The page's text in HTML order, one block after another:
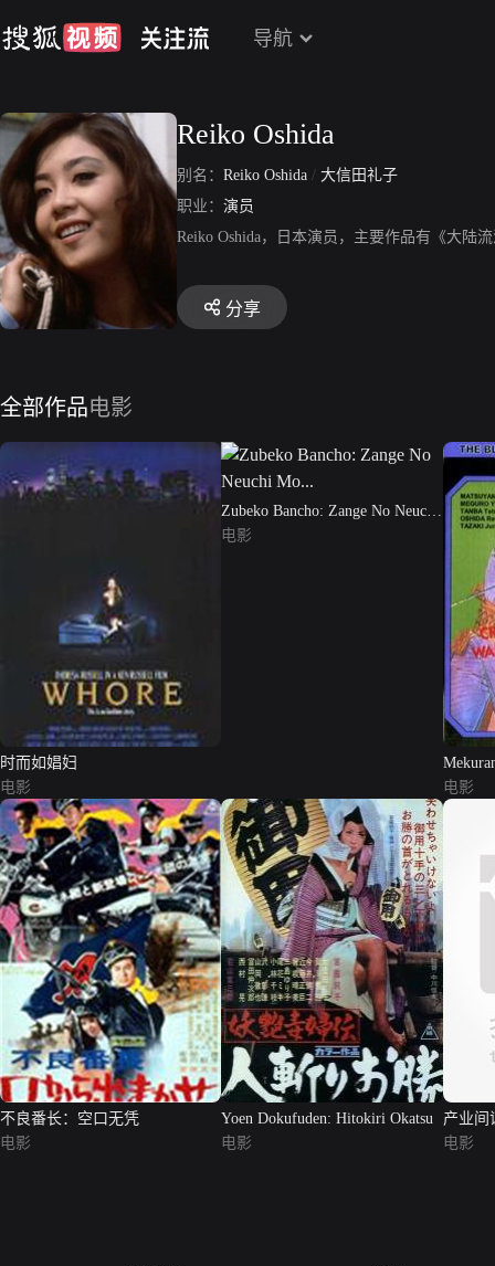
导航
Reiko Oshida
别名： Reiko Oshida / 大信田礼子
职业： 演员
Reiko Oshida，日本演员，主要作品有《大陆
分享
全部作品电影
时而如娼妇
电影
Zubeko Bancho: Zange No Neuchi
Mo...
电影
电影
不良番长：空口无凭
电影
Yoen Dokufuden: Hitokiri Okatsu
电影
产业间
电影